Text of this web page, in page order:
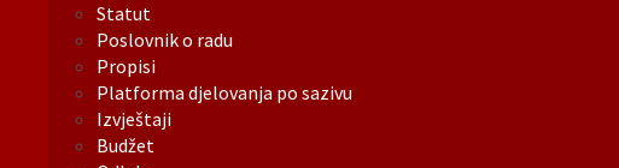
Statut
Poslovnik o radu
Propisi
Platforma djelovanja po sazivu
Izvještaji
Budžet